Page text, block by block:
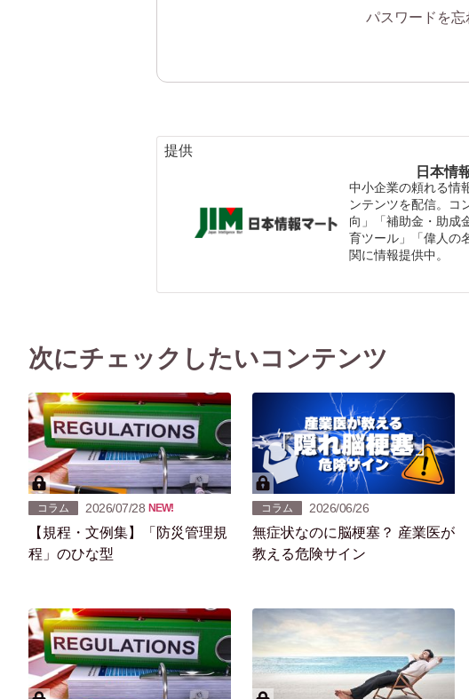
パスワードを忘
提供
日本情
中小企業の頼れる情
ンテンツを配信。コ
向」「補助金・助成
育ツール」「偉人の
関に情報提供中。
次にチェックしたいコンテンツ
コラム 2026/07/28 NEW!
【規程・文例集】「防災管理規
程」のひな型
コラム 2026/06/26
無症状なのに脳梗塞？ 産業医が
教える危険サイン